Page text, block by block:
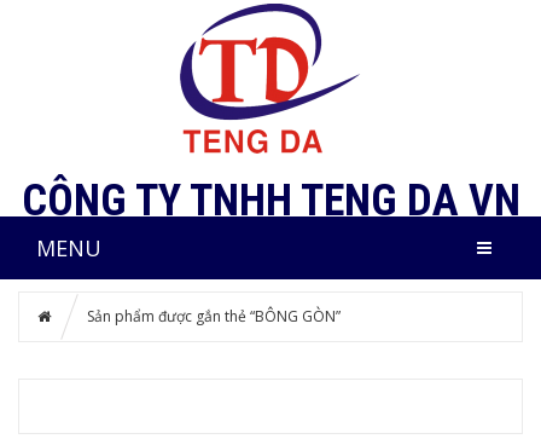
CÔNG TY TNHH TENG DA VN
MENU
Sản phẩm được gắn thẻ “BÔNG GÒN”